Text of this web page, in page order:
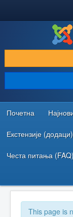
ПРЕУЗИМАЊЕ И
ОТКРИЈТЕ И
ЗАЈЕДНИЦА И
РЕСУРСИ ЗА РАЗВОЈ
Почетна
Екстензије (додаци)
Честа питања
This page is